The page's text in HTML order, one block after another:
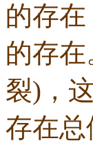
的存
的存
裂)，
存在